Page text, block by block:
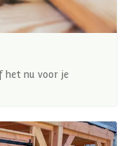
het nu voor je